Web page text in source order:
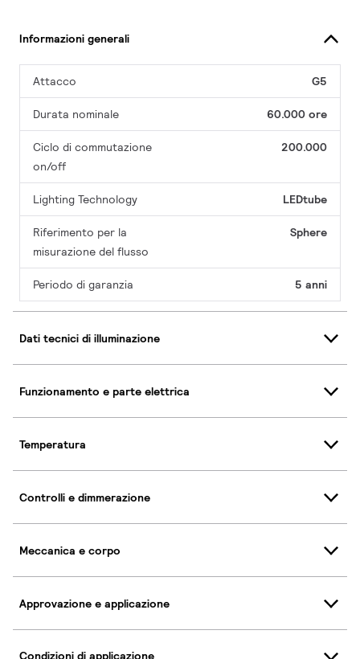
Informazioni generali
Attacco G5
Durata nominale 60.000 ore
Ciclo di commutazione
on/off
200.000
Lighting Technology LEDtube
Riferimento per la
misurazione del flusso
Sphere
Periodo di garanzia 5 anni
Dati tecnici di illuminazione
Funzionamento e parte elettrica
Temperatura
Controlli e dimmerazione
Meccanica e corpo
Approvazione e applicazione